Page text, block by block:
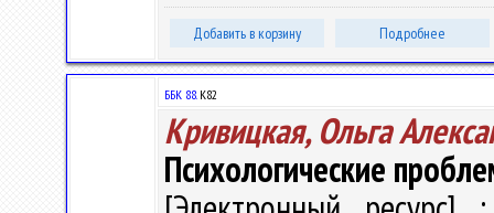
Добавить в корзину Подробнее
ББК 88.К82
Кривицкая, Ольга
Психологические